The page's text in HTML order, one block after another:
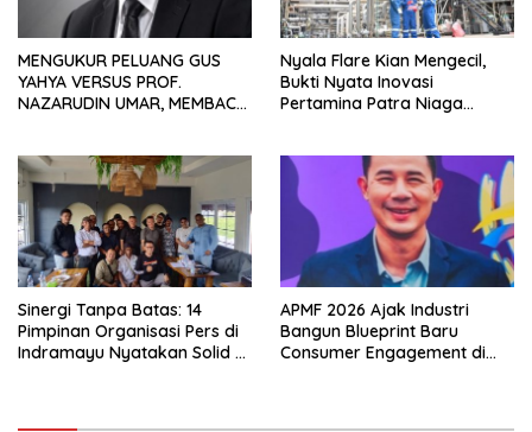
MENGUKUR PELUANG GUS
YAHYA VERSUS PROF.
NAZARUDIN UMAR, MEMBACA
Nyala Flare Kian Mengecil,
Bukti Nyata Inovasi
Pertamina Patra Niaga
Sinergi Tanpa Batas: 14
Pimpinan Organisasi Pers di
Indramayu Nyatakan Solid di
APMF 2026 Ajak Industri
Bangun Blueprint Baru
Consumer Engagement di